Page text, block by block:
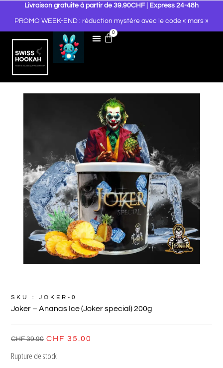
Livraison gratuite à partir de 39.90CHF | Express 24-48h
PROMO WEEK-END : réduction mystère avec le code « mars »
0
SKU : JOKER-0
Joker – Ananas Ice (Joker special) 200g
CHF39.90 CHF 35.00
Rupture de stock